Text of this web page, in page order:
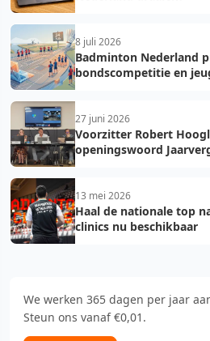
8 juli 2026
Badminton Nederland
bondscompetitie en
27 juni 2026
Voorzitter Robert
openingswoord
13 mei 2026
Haal de nationale top
clinics nu beschikbaar
We werken 365 dagen per jaar
Steun ons vanaf €0,01.